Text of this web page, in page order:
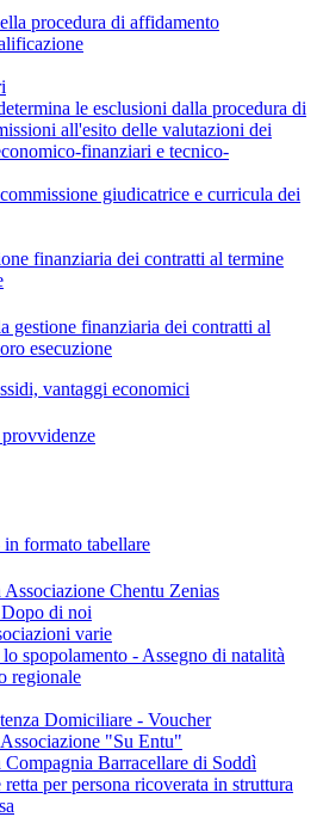
procedura di affidamento
le esclusioni dalla procedura di
all'esito delle valutazioni dei
finanziari e tecnico-
giudicatrice e curricula dei
finanziaria dei contratti al termine
gestione finanziaria dei contratti al
esecuzione
vantaggi economici
formato tabellare
Chentu Zenias
di noi
varie
spopolamento - Assegno di natalità
regionale
Domiciliare - Voucher
"Su Entu"
Barracellare di Soddì
per persona ricoverata in struttura